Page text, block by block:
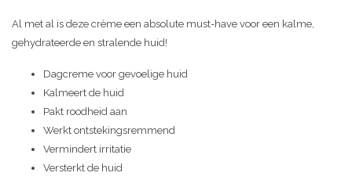
Al met al is deze crème een absolute must-have voor een kalme,
gehydrateerde en stralende huid!
Dagcreme voor gevoelige huid
Kalmeert de huid
Pakt roodheid aan
Werkt ontstekingsremmend
Vermindert irritatie
Versterkt de huid